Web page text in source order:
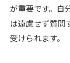
が重要です。自
は遠慮せず質問
受けられます。